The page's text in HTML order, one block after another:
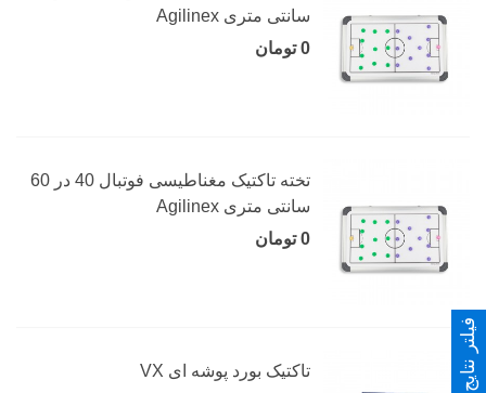
سانتی متری Agilinex
0 تومان
تخته تاکتیک مغناطیسی فوتبال 40 در 60
سانتی متری Agilinex
0 تومان
تاکتیک بورد پوشه ای VX
فیلتر نتایج